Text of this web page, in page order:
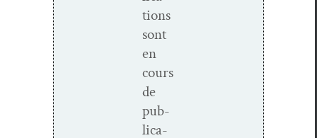
tions
sont
en
cours
de
pub­
li­ca­